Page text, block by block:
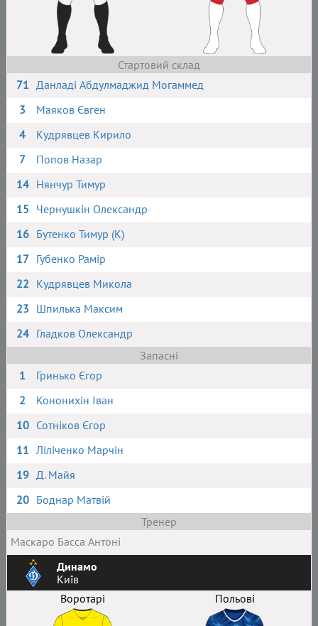
Стартовий склад
71 Данладі Абдулмаджид Могаммед
3
Маяков Євген
4
Кудрявцев Кирило
7
Попов Назар
14 Нянчур Тимур
15 Чернушкін Олександр
16 Бутенко Тимур (К)
17 Губенко Рамір
22 Кудрявцев Микола
23 Шпилька Максим
24 Гладков Олександр
Запасні
1
Гринько Єгор
2
Кононихін Іван
10 Сотніков Єгор
11 Ліліченко Марчін
19 Д. Майя
20 Боднар Матвій
Тренер
Маскаро Басса Антоні
Динамо
Київ
Воротарі
Польові